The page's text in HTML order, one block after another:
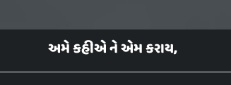
અમે કહીએ ને એમ કરાય,